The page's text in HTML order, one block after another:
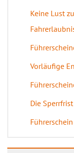
Keine Lust
Vorläufige
Die